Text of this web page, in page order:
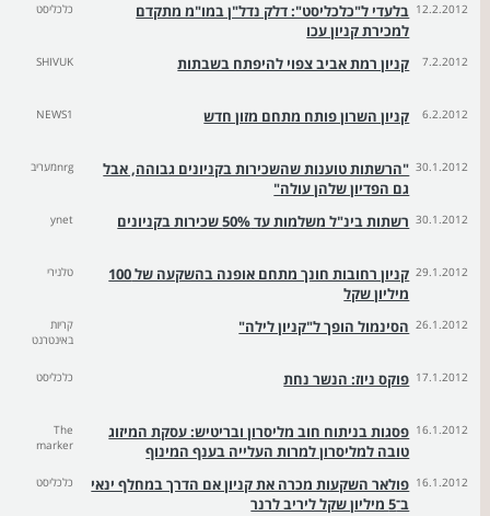
12.2.2012 בלעדי ל"כלכליסט": דלק נדל"ן במו"מ מתקדם
למכירת קניון עכו
כלכליסט
7.2.2012 קניון רמת אביב צפוי להיפתח בשבתות SHIVUK
6.2.2012 קניון השרון פותח מתחם מזון חדש NEWS1
30.1.2012 "הרשתות טוענות שהשכירות בקניונים גבוהה, אבל
גם הפדיון שלהן עולה"
nrgמעריב
30.1.2012 רשתות בינ"ל משלמות עד 50% שכירות בקניונים ynet
29.1.2012
קניון רחובות חונך מתחם אופנה בהשקעה של 100
מיליון שקל
טלנירי
26.1.2012 הסינמול הופך ל"קניון לילה"
קריות
באינטרנט
17.1.2012 פוקס ניוז: הנשר נחת כלכליסט
16.1.2012 פסגות בניתוח חוב מליסרון ובריטיש: עסקת המיזוג
טובה למליסרון למרות העלייה בענף המינוף
The
marker
16.1.2012 פולאר השקעות מכרה את קניון אם הדרך במחלף ינאי
ב־5 מיליון שקל ליריב לרנר
כלכליסט